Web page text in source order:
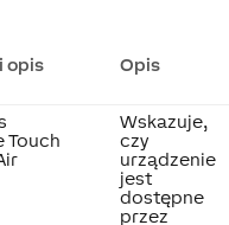
opis Opis
Touch
Wskazuje,
czy
urządzenie
jest
dostępne
przez